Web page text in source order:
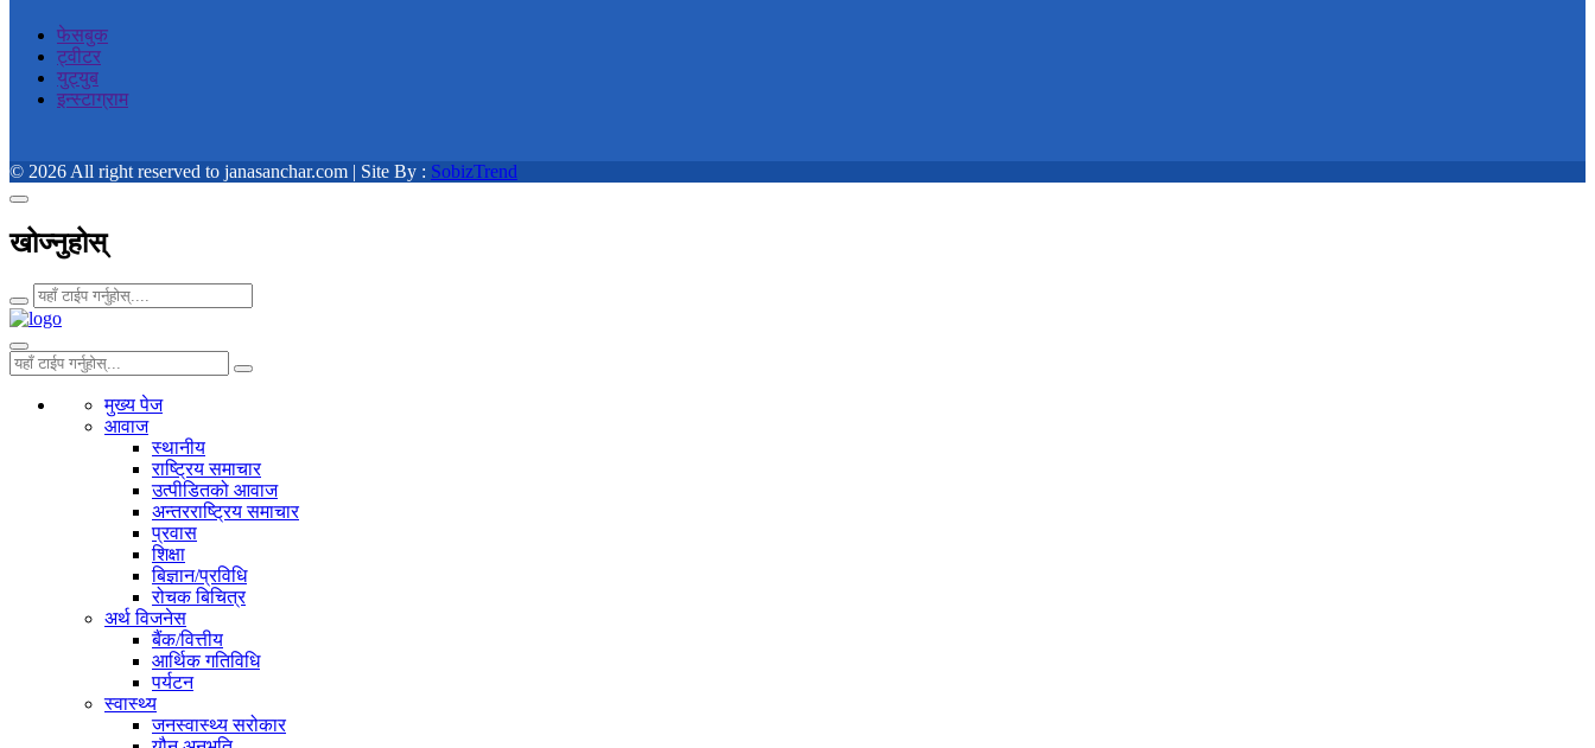
फेसबुक
ट्वीटर
युट्युब
इन्स्टाग्राम
© 2026 All right reserved to janasanchar.com | Site By : SobizTrend
खोज्नुहोस्
मुख्य पेज
आवाज
स्थानीय
राष्ट्रिय समाचार
उत्पीडितको आवाज
अन्तरराष्ट्रिय समाचार
प्रवास
शिक्षा
बिज्ञान/प्रविधि
रोचक बिचित्र
अर्थ विजनेस
बैंक/वित्तीय
आर्थिक गतिविधि
पर्यटन
स्वास्थ्य
जनस्वास्थ्य सरोकार